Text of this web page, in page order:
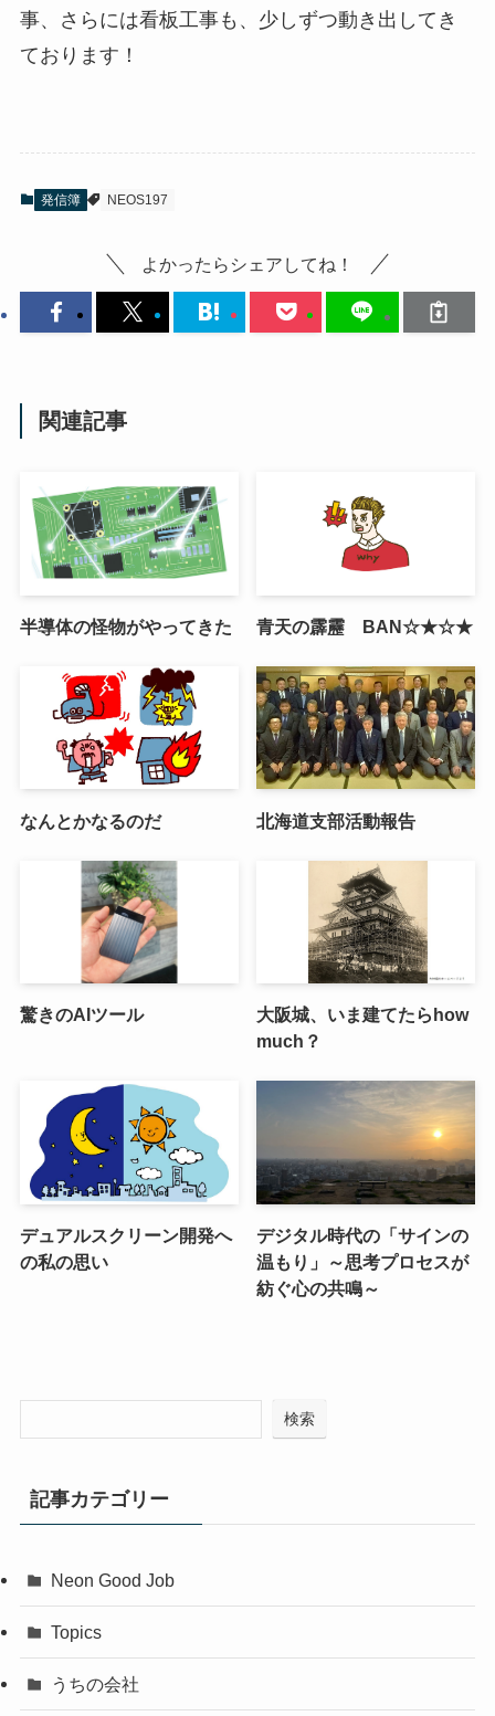
事、さらには看板工事も、少しずつ動き出してき
ております！
発信簿 NEOS197
よかったらシェアしてね！
関連記事
半導体の怪物がやってきた 青天の霹靂 BAN☆★☆★
なんとかなるのだ 北海道支部活動報告
驚きのAIツール
大阪城、いま建てたらhow
much？
デュアルスクリーン開発へ
の私の思い
デジタル時代の「サインの
温もり」～思考プロセスが
紡ぐ心の共鳴～
検索
記事カテゴリー
Neon Good Job
Topics
うちの会社